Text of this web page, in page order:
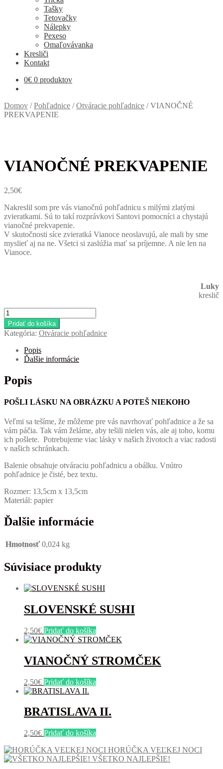
Tašky
Tetovačky
Nálepky
Pexeso
Omaľovávanka
Kresliči
Kontakt
0€ 0 produktov
Domov /Pohľadnice /Otváracie pohľadnice /VIANOČNÉ
PREKVAPENIE
VIANOČNÉ PREKVAPENIE
2,50€
Nakreslil som pre vás vianočnú pohľadnicu s milými zlatými
zvieratkami. Sú to takí rozprávkovi Santovi pomocníci a chystajú
vianočné prekvapenie.
V skutočnosti síce zvieratká Vianoce neoslavujú, ale mali by sme
myslieť aj na ne. Všetci si zaslúžia mať sa príjemne. A nie len na
Vianoce.
Luky
kreslič
množstvo
VIANOČNÉ
PREKVAPENIE
Pridať do košíka
Kategória: Otváracie pohľadnice
Popis
Ďalšie informácie
Popis
POŠLI LÁSKU NA OBRÁZKU A POTEŠ NIEKOHO
Veľmi sa tešíme, že môžeme pre vás navrhovať pohľadnice a že sa
vám páčia. Tak vám želáme, aby tešili nielen vás, ale aj toho, komu
ich pošlete. Potrebujeme viac lásky v našich životoch a viac radosti
v našich schránkach.
Balenie obsahuje otváraciu pohľadnicu a obálku. Vnútro
pohľadnice je čisté, bez textu.
Rozmer: 13,5cm x 13,5cm
Materiál: papier
Ďalšie informácie
Hmotnosť 0,024 kg
Súvisiace produkty
SLOVENSKÉ SUSHI
2,50€ Pridať do košíka
VIANOČNÝ STROMČEK
2,50€ Pridať do košíka
BRATISLAVA II.
2,50€ Pridať do košíka
HORÚČKA VEĽKEJ NOCI
VŠETKO NAJLEPŠIE!